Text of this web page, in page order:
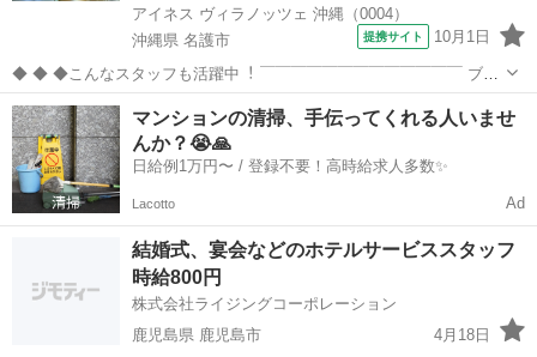
アイネス ヴィラノッツェ 沖縄（0004）
沖縄県 名護市
提携サイト 10月1日
◆ ◆ ◆こんなスタッフも活躍中︕ ￣￣￣￣￣￣￣￣￣￣￣￣￣ ブラ
イダル業界は未経験でスタートしたという スタッフがほとんどです︕
カフェ・居酒屋等の飲⾷店／アパレル／事務 在宅ワーク／ホテル／運
送業／軽作業／ その...
沖縄 名護市
マンションの清掃、手伝ってくれる人いませ
んか？😭🙏
日給例1万円〜 / 登録不要！高時給求人多数✨
Lacotto Ad
結婚式、宴会などのホテルサービススタッフ
時給800円
株式会社ライジングコーポレーション
鹿児島県 鹿児島市
4月18日